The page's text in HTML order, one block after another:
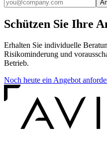
Schützen Sie Ihre
Erhalten Sie individuelle
Risikominderung und
Betrieb.
Noch heute ein Angebot